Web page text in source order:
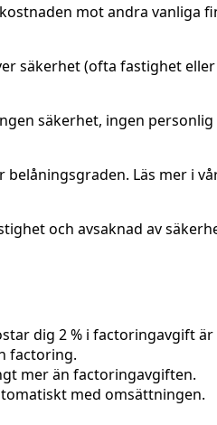
mot andra vanliga
säkerhet (ofta fastighet
säkerhet, ingen
belåningsgraden. Läs mer i
och avsaknad av
dig 2 % i factoringavgift
factoring.
mer än factoringavgiften.
med omsättningen.